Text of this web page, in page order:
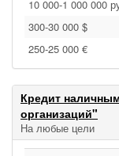
10 000‑1 000 000
300‑30 000 $
250‑25 000 €
Кредит
организаций"
На любые цели